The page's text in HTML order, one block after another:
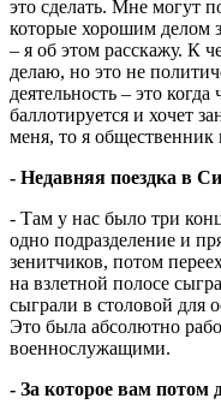
это сделать. Мне могут
которые хорошим делом
– я об этом расскажу. К
делаю, но это не
деятельность – это
баллотируется и хочет
меня, то я
- Недавняя поездка в
- Там у нас было три
одно подразделение и
зенитчиков, потом
на взлетной полосе
сыграли в столовой для
Это была абсолютно
военнослужащими.
- За которое вам потом